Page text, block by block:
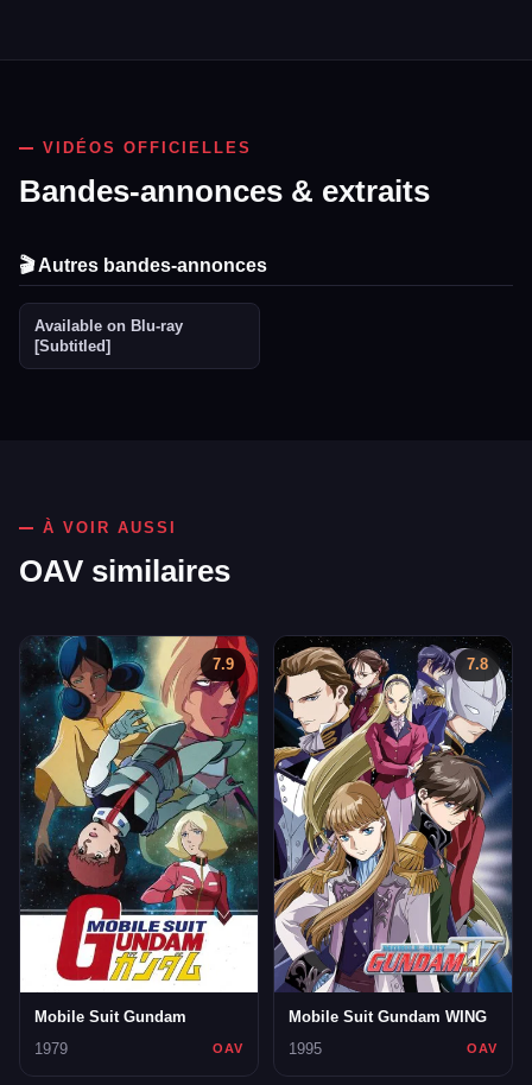
VIDÉOS OFFICIELLES
Bandes-annonces & extraits
🎬 Autres bandes-annonces
Available on Blu-ray
[Subtitled]
À VOIR AUSSI
OAV similaires
7.9
Mobile Suit Gundam
1979
OAV
7.8
Mobile Suit Gundam WING
1995
OAV